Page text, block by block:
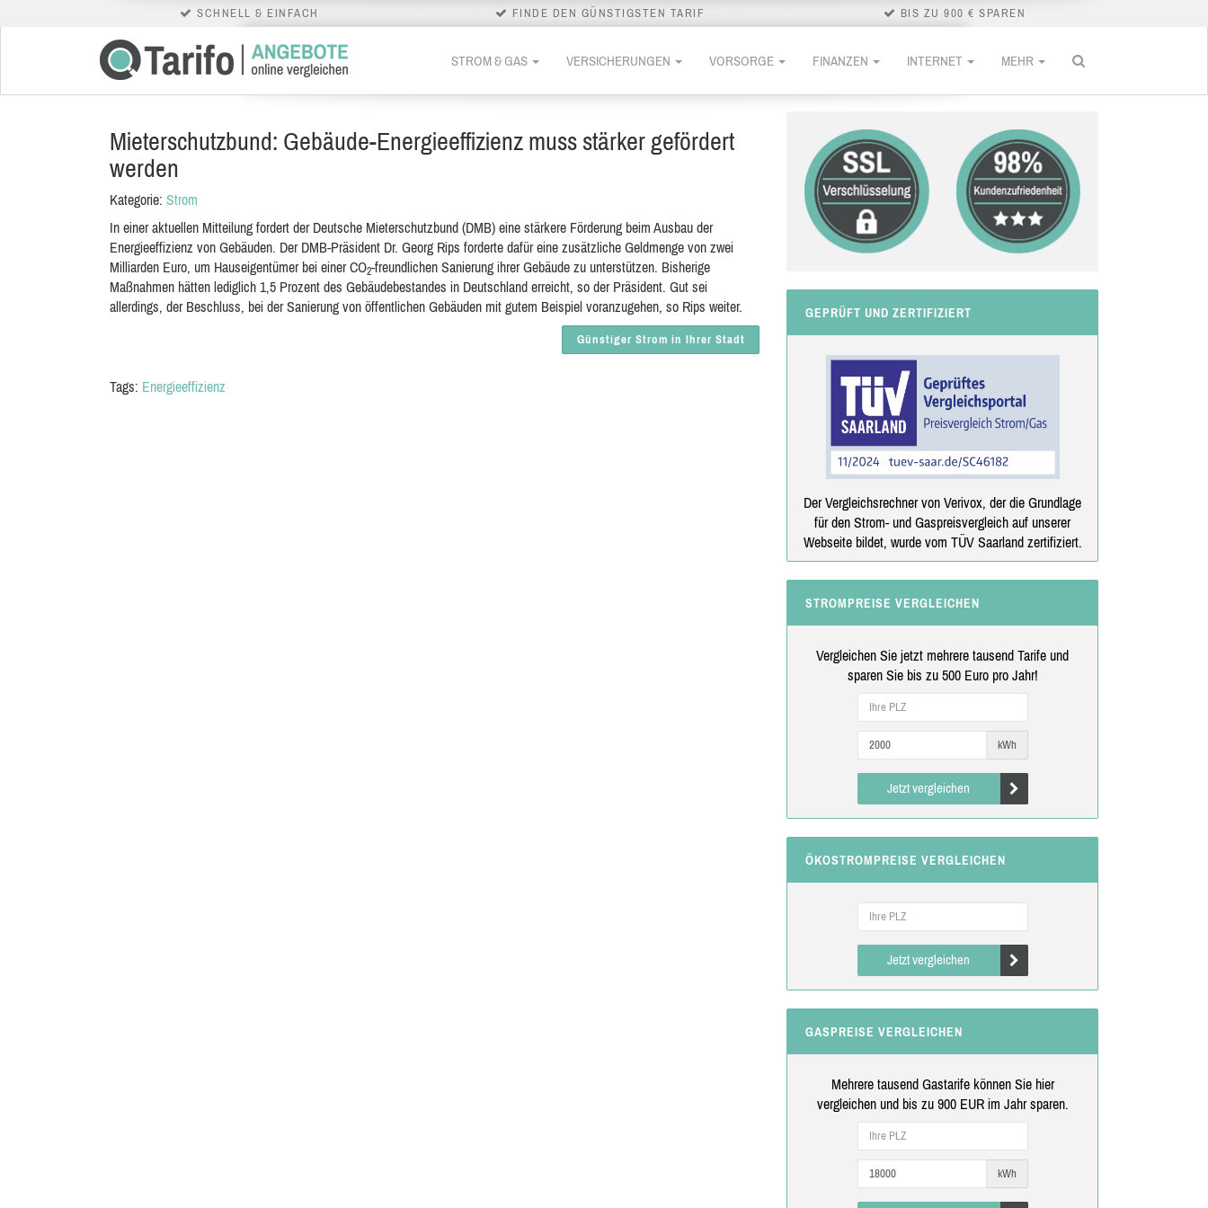
SCHNELL & EINFACH FINDE DEN GÜNSTIGSTEN TARIF BIS ZU 900 € SPAREN
STROM & GAS VERSICHERUNGEN VORSORGE FINANZEN INTERNET MEHR
Mieterschutzbund: Gebäude-Energieeffizienz muss stärker gefördert
werden
Kategorie: Strom
In einer aktuellen Mitteilung fordert der Deutsche Mieterschutzbund (DMB) eine stärkere Förderung beim Ausbau der
Energieeffizienz von Gebäuden. Der DMB-Präsident Dr. Georg Rips forderte dafür eine zusätzliche Geldmenge von zwei
Milliarden Euro, um Hauseigentümer bei einer CO2-freundlichen Sanierung ihrer Gebäude zu unterstützen. Bisherige
Maßnahmen hätten lediglich 1,5 Prozent des Gebäudebestandes in Deutschland erreicht, so der Präsident. Gut sei
allerdings, der Beschluss, bei der Sanierung von öffentlichen Gebäuden mit gutem Beispiel voranzugehen, so Rips weiter.
Günstiger Strom in Ihrer Stadt
Tags: Energieeffizienz
GEPRÜFT UND ZERTIFIZIERT
Der Vergleichsrechner von Verivox, der die Grundlage
für den Strom- und Gaspreisvergleich auf unserer
Webseite bildet, wurde vom TÜV Saarland zertifiziert.
STROMPREISE VERGLEICHEN
Vergleichen Sie jetzt mehrere tausend Tarife und
sparen Sie bis zu 500 Euro pro Jahr!
kWh
Jetzt vergleichen
ÖKOSTROMPREISE VERGLEICHEN
Jetzt vergleichen
GASPREISE VERGLEICHEN
Mehrere tausend Gastarife können Sie hier
vergleichen und bis zu 900 EUR im Jahr sparen.
kWh